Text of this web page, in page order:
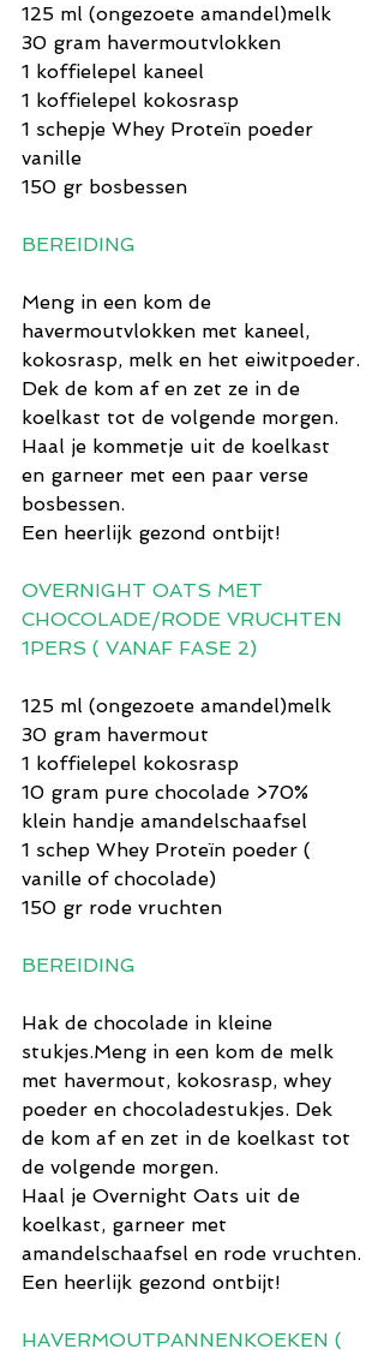
125 ml (ongezoete amandel)melk
30 gram havermoutvlokken
1 koffielepel kaneel
1 koffielepel kokosrasp
1 schepje Whey Proteïn poeder
vanille
150 gr bosbessen
BEREIDING
Meng in een kom de
havermoutvlokken met kaneel,
kokosrasp, melk en het eiwitpoeder.
Dek de kom af en zet ze in de
koelkast tot de volgende morgen.
Haal je kommetje uit de koelkast
en garneer met een paar verse
bosbessen.
Een heerlijk gezond ontbijt!
OVERNIGHT OATS MET
CHOCOLADE/RODE VRUCHTEN
1PERS ( VANAF FASE 2)
125 ml (ongezoete amandel)melk
30 gram havermout
1 koffielepel kokosrasp
10 gram pure chocolade >70%
klein handje amandelschaafsel
1 schep Whey Proteïn poeder (
vanille of chocolade)
150 gr rode vruchten
BEREIDING
Hak de chocolade in kleine
stukjes.Meng in een kom de melk
met havermout, kokosrasp, whey
poeder en chocoladestukjes. Dek
de kom af en zet in de koelkast tot
de volgende morgen.
Haal je Overnight Oats uit de
koelkast, garneer met
amandelschaafsel en rode vruchten.
Een heerlijk gezond ontbijt!
HAVERMOUTPANNENKOEKEN (